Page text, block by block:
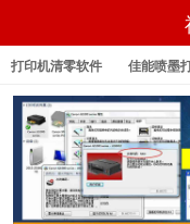
打印机清零软件 佳能喷墨
佳能打印机怎样清零
佳能
epson打印机清零软件